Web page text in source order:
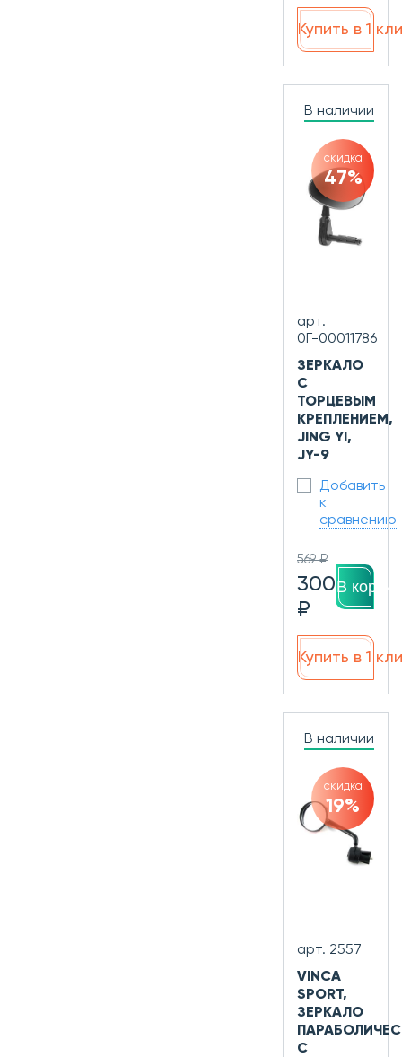
Купить в 1
В наличии
скидка
47%
арт.
0Г-00011786
ЗЕРКАЛО
С
ТОРЦЕВЫМ
КРЕПЛЕНИЕМ,
JING YI,
JY-9
Добавить
к
сравнению
569 ₽
300
₽
В
Купить в 1
В наличии
скидка
19%
арт. 2557
VINCA
SPORT,
ЗЕРКАЛО
С